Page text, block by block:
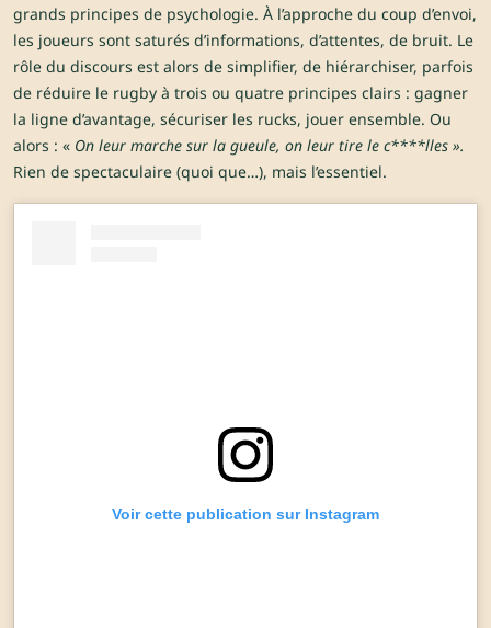
grands principes de psychologie. À l’approche du coup d’envoi,
les joueurs sont saturés d’informations, d’attentes, de bruit. Le
rôle du discours est alors de simplifier, de hiérarchiser, parfois
de réduire le rugby à trois ou quatre principes clairs : gagner
la ligne d’avantage, sécuriser les rucks, jouer ensemble. Ou
alors : « On leur marche sur la gueule, on leur tire le c****lles ».
Rien de spectaculaire (quoi que…), mais l’essentiel.
Voir cette publication sur Instagram